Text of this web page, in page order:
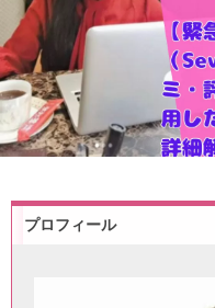
プロフィール